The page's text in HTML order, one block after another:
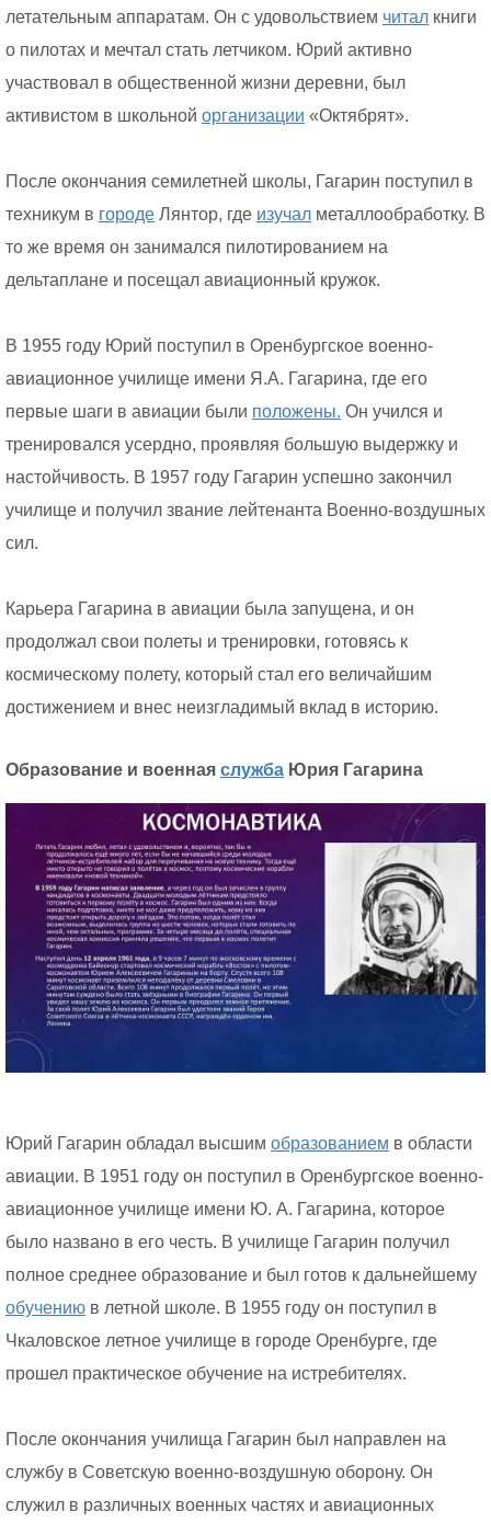
летательным аппаратам. Он с удовольствием читал книги
о пилотах и мечтал стать летчиком. Юрий активно
участвовал в общественной жизни деревни, был
активистом в школьной организации «Октябрят».
После окончания семилетней школы, Гагарин поступил в
техникум в городе Лянтор, где изучал металлообработку. В
то же время он занимался пилотированием на
дельтаплане и посещал авиационный кружок.
В 1955 году Юрий поступил в Оренбургское военно-
авиационное училище имени Я.А. Гагарина, где его
первые шаги в авиации были положены. Он учился и
тренировался усердно, проявляя большую выдержку и
настойчивость. В 1957 году Гагарин успешно закончил
училище и получил звание лейтенанта Военно-воздушных
сил.
Карьера Гагарина в авиации была запущена, и он
продолжал свои полеты и тренировки, готовясь к
космическому полету, который стал его величайшим
достижением и внес неизгладимый вклад в историю.
Образование и военная служба Юрия Гагарина
Юрий Гагарин обладал высшим образованием в области
авиации. В 1951 году он поступил в Оренбургское военно-
авиационное училище имени Ю. А. Гагарина, которое
было названо в его честь. В училище Гагарин получил
полное среднее образование и был готов к дальнейшему
обучению в летной школе. В 1955 году он поступил в
Чкаловское летное училище в городе Оренбурге, где
прошел практическое обучение на истребителях.
После окончания училища Гагарин был направлен на
службу в Советскую военно-воздушную оборону. Он
служил в различных военных частях и авиационных